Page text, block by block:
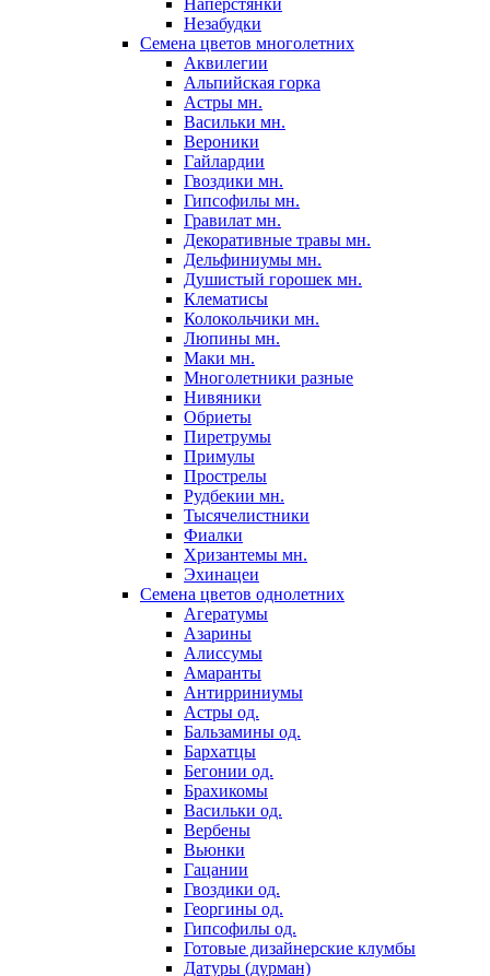
Наперстянки
Незабудки
Семена цветов многолетних
Аквилегии
Альпийская горка
Астры мн.
Васильки мн.
Вероники
Гайлардии
Гвоздики мн.
Гипсофилы мн.
Гравилат мн.
Декоративные травы мн.
Дельфиниумы мн.
Душистый горошек мн.
Клематисы
Колокольчики мн.
Люпины мн.
Маки мн.
Многолетники разные
Нивяники
Обриеты
Пиретрумы
Примулы
Прострелы
Рудбекии мн.
Тысячелистники
Фиалки
Хризантемы мн.
Эхинацеи
Семена цветов однолетних
Агератумы
Азарины
Алиссумы
Амаранты
Антирриниумы
Астры од.
Бальзамины од.
Бархатцы
Бегонии од.
Брахикомы
Васильки од.
Вербены
Вьюнки
Гацании
Гвоздики од.
Георгины од.
Гипсофилы од.
Готовые дизайнерские клумбы
Датуры (дурман)